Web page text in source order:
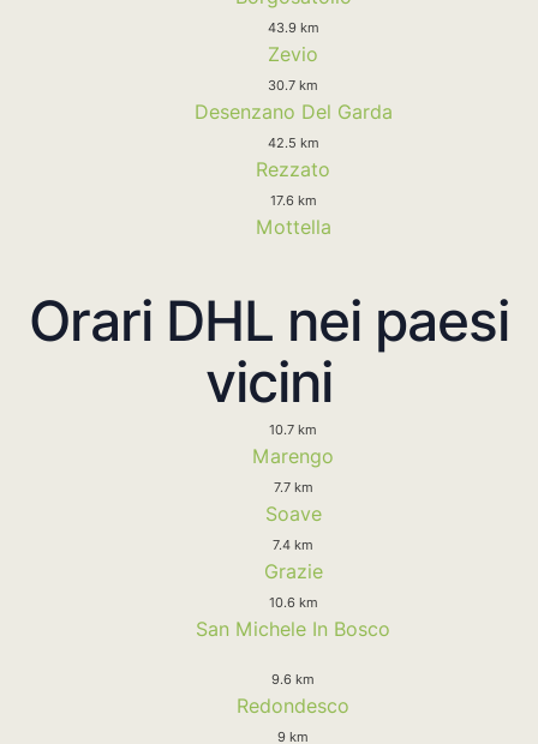
43.9 km
Zevio
30.7 km
Desenzano Del Garda
42.5 km
Rezzato
17.6 km
Mottella
Orari DHL nei paesi
vicini
10.7 km
Marengo
7.7 km
Soave
7.4 km
Grazie
10.6 km
San Michele In Bosco
9.6 km
Redondesco
9 km